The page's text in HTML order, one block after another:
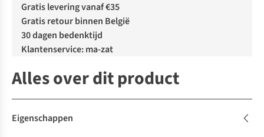
Gratis levering vanaf €35
Gratis retour binnen België
30 dagen bedenktijd
Klantenservice: ma-zat
Alles over dit product
Eigenschappen